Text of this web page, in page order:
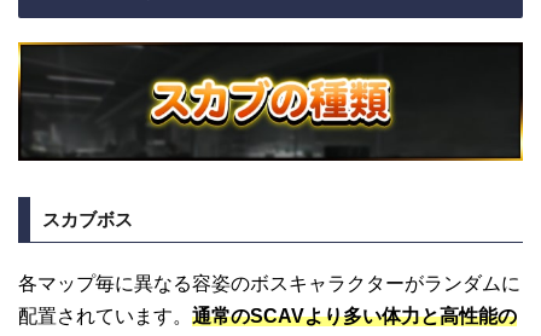
スカブボス
各マップ毎に異なる容姿のボスキャラクターがランダムに
配置されています。 通常のSCAVより多い体力と高性能の